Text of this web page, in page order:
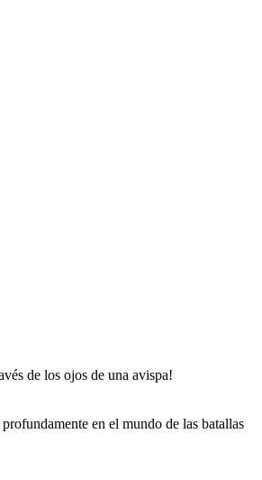
de los ojos de una avispa!
en el mundo de las batallas